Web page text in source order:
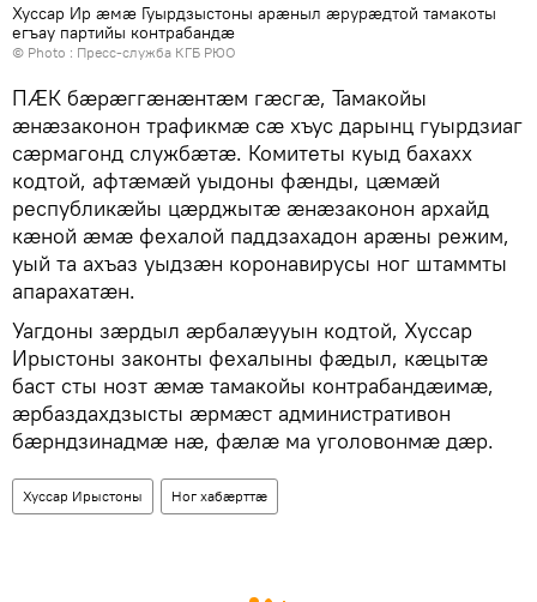
Хуссар Ир ӕмӕ Гуырдзыстоны арӕныл ӕрурӕдтой тамакоты
егъау партийы контрабандӕ
© Photo : Пресс-служба КГБ РЮО
ПӔК бӕрӕггӕнӕнтӕм гӕсгӕ, Тамакойы
ӕнӕзаконон трафикмӕ сӕ хъус дарынц гуырдзиаг
сӕрмагонд службӕтӕ. Комитеты куыд бахахх
кодтой, афтӕмӕй уыдоны фӕнды, цӕмӕй
республикӕйы цӕрджытӕ ӕнӕзаконон архайд
кӕной ӕмӕ фехалой паддзахадон арӕны режим,
уый та ахъаз уыдзӕн коронавирусы ног штаммты
апарахатӕн.
Уагдоны зӕрдыл ӕрбалӕууын кодтой, Хуссар
Ирыстоны законты фехалыны фӕдыл, кӕцытӕ
баст сты нозт ӕмӕ тамакойы контрабандӕимӕ,
ӕрбаздахдзысты ӕрмӕст административон
бӕрндзинадмӕ нӕ, фӕлӕ ма уголовонмӕ дӕр.
Хуссар Ирыстоны Ног хабӕрттӕ